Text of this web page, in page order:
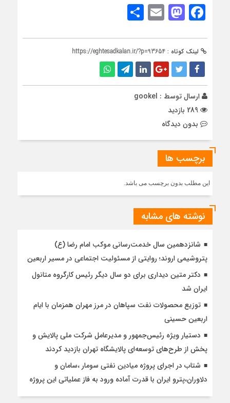
Facebook
Mastodon
Email
لینک کوتاه : https://eghtesadkalan.ir/?p=93654
ارسال توسط : gookel
بدون دیدگاه
برچسب ها
این مطلب بدون برچسب می باشد.
نوشته های مشابه
شانزدهمین سال خدمت‌رسانی موکب امام رضا (ع)
پتروشیمی اروند؛ روایتی از مسئولیت اجتماعی در مسیر اربعین
دکتر متین دیداری برای دو سال دیگر رئیس کارگروه متانول
ایران شد
توزیع محصولات نفت سپاهان در مرز مهران همزمان با ایام
اربعین حسینی
دستیار ویژه رئیس‌جمهور و مدیرعامل شرکت ملی پالایش و
پخش از طرح‌های توسعه‌ای پالایشگاه تهران بازدید کردند
شتاب در اجرای پروژه میادین نفتی سومار ،سامان و
دلاوران،پترو ایران با قدرت آماده ورود به فاز عملیاتی این پروژه